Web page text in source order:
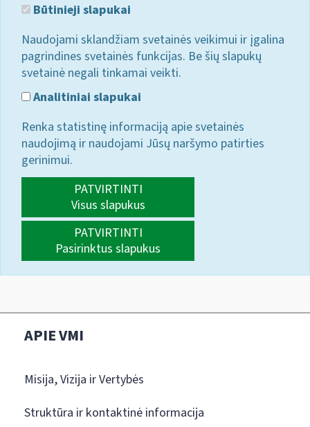
Būtinieji slapukai
Naudojami sklandžiam svetainės veikimui ir įgalina
pagrindines svetainės funkcijas. Be šių slapukų
svetainė negali tinkamai veikti.
Analitiniai slapukai
Renka statistinę informaciją apie svetainės
naudojimą ir naudojami Jūsų naršymo patirties
gerinimui.
PATVIRTINTI
Visus slapukus
PATVIRTINTI
Pasirinktus slapukus
APIE VMI
Misija, Vizija ir Vertybės
Struktūra ir kontaktinė informacija